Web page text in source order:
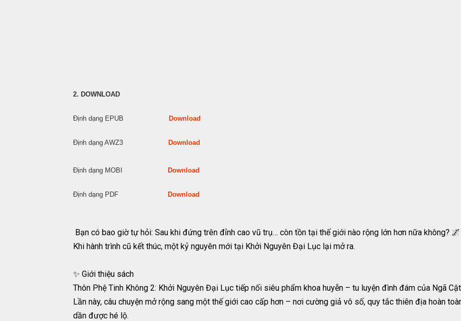
2. DOWNLOAD
Định dạng EPUB Download
Định dạng AWZ3 Download
Định dạng MOBI Download
Định dạng PDF Download
Bạn có bao giờ tự hỏi: Sau khi đứng trên đỉnh cao vũ trụ… còn tồn tại thế giới nào rộng lớn hơn nữa không?
Khi hành trình cũ kết thúc, một kỷ nguyên mới tại Khởi Nguyên Đại Lục lại mở ra.
✨ Giới thiệu sách
Thôn Phệ Tinh Không 2: Khởi Nguyên Đại Lục tiếp nối siêu phẩm khoa huyễn – tu luyện đình đám của Ngã
Lần này, câu chuyện mở rộng sang một thế giới cao cấp hơn – nơi cường giả vô số, quy tắc thiên địa hoàn
dần được hé lộ.